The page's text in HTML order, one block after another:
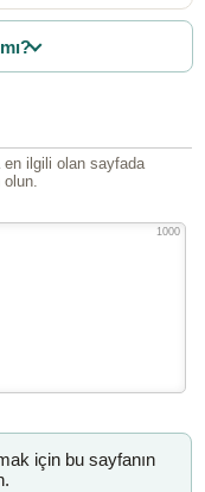
en ilgili olan sayfada
olun.
1000
için bu sayfanın